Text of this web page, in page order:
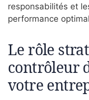
responsabilités et
performance
Le rôle
contrôleur
votre